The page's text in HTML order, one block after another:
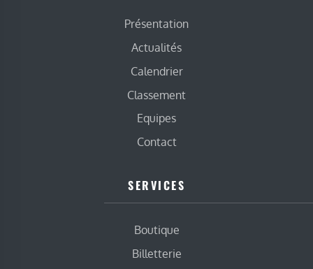
Présentation
Actualités
Calendrier
Classement
Equipes
Contact
SERVICES
Boutique
Billetterie